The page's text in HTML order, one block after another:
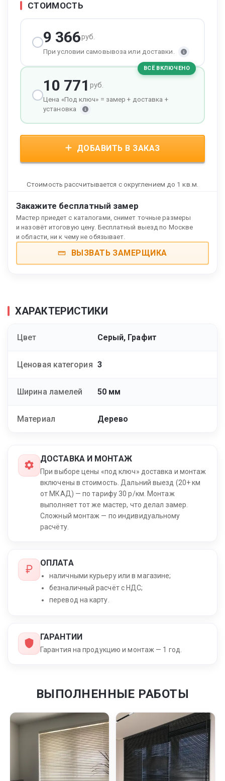
СТОИМОСТЬ
9 366руб.
При условии самовывоза или доставки.
ВСЁ ВКЛЮЧЕНО
10 771 руб.
Цена «Под ключ» = замер + доставка +
установка
ДОБАВИТЬ В ЗАКАЗ
Стоимость рассчитывается с округлением до 1 кв.м.
Закажите бесплатный замер
Мастер приедет с каталогами, снимет точные размеры
и назовёт итоговую цену. Бесплатный выезд по Москве
и области, ни к чему не обязывает.
ВЫЗВАТЬ ЗАМЕРЩИКА
ХАРАКТЕРИСТИКИ
Цвет Серый, Графит
Ценовая категория 3
Ширина ламелей 50 мм
Материал Дерево
ДОСТАВКА И МОНТАЖ
При выборе цены «под ключ» доставка и монтаж
включены в стоимость. Дальний выезд (20+ км
от МКАД) — по тарифу 30 р/км. Монтаж
выполняет тот же мастер, что делал замер.
Сложный монтаж — по индивидуальному
расчёту.
ОПЛАТА
наличными курьеру или в магазине;
безналичный расчёт с НДС;
перевод на карту.
ГАРАНТИИ
Гарантия на продукцию и монтаж — 1 год.
ВЫПОЛНЕННЫЕ РАБОТЫ